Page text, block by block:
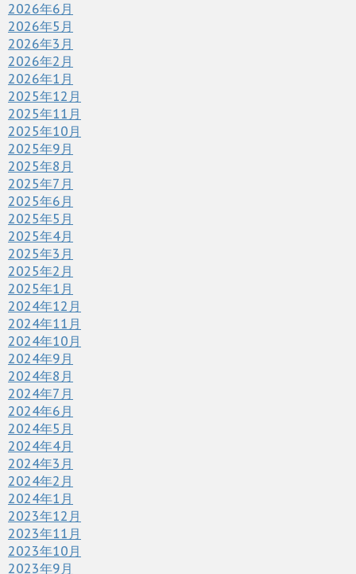
2026年6月
2026年5月
2026年3月
2026年2月
2026年1月
2025年12月
2025年11月
2025年10月
2025年9月
2025年8月
2025年7月
2025年6月
2025年5月
2025年4月
2025年3月
2025年2月
2025年1月
2024年12月
2024年11月
2024年10月
2024年9月
2024年8月
2024年7月
2024年6月
2024年5月
2024年4月
2024年3月
2024年2月
2024年1月
2023年12月
2023年11月
2023年10月
2023年9月